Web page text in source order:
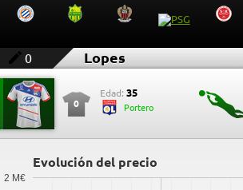
0 Lopes
0
Edad: 35
Portero
Evolución del precio
2 M€